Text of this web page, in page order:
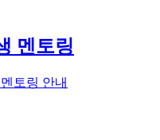
멘토링
토링 안내